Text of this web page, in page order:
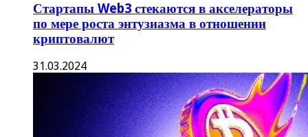
Стартапы Web3 стекаются в акселераторы
по мере роста энтузиазма в отношении
криптовалют
31.03.2024